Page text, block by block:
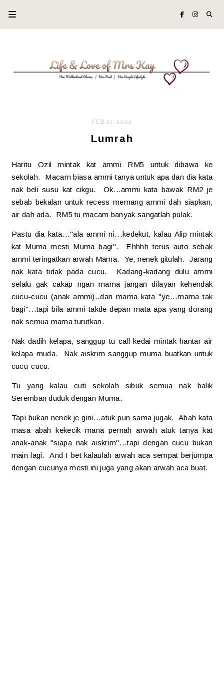
FEB 21, 2022
Lumrah
Haritu Ozil mintak kat ammi RM5 untuk dibawa ke
sekolah. Macam biasa ammi tanya untuk apa dan dia kata
nak beli susu kat cikgu. Ok...ammi kata bawak RM2 je
sebab bekalan untuk recess memang ammi dah siapkan,
air dah ada. RM5 tu macam banyak sangatlah pulak.
Pastu dia kata..."ala ammi ni...kedekut, kalau Alip mintak
kat Muma mesti Muma bagi". Ehhhh terus auto sebak
ammi teringatkan arwah Mama. Ye, nenek gitulah. Jarang
nak kata tidak pada cucu. Kadang-kadang dulu ammi
selalu gak cakap ngan mama jangan dilayan kehendak
cucu-cucu (anak ammi)..dan mama kata "ye...mama tak
bagi"...tapi bila ammi takde depan mata apa yang dorang
nak semua mama turutkan.
Nak dadih kelapa, sanggup tu call kedai mintak hantar air
kelapa muda. Nak aiskrim sanggup muma buatkan untuk
cucu-cucu.
Tu yang kalau cuti sekolah sibuk semua nak balik
Seremban duduk dengan Muma.
Tapi bukan nenek je gini...atuk pun sama jugak. Abah kata
masa abah kekecik mana pernah arwah atuk tanya kat
anak-anak "siapa nak aiskrim"...tapi dengan cucu bukan
main lagi. And I bet kalaulah arwah aca sempat berjumpa
dengan cucunya mesti ini juga yang akan arwah aca buat.